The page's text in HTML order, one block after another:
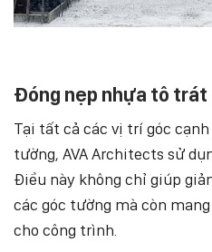
Đóng nẹp nhựa tô trát
Tại tất cả các vị trí góc
tường, AVA Architects sử
Điều này không chỉ giúp
các góc tường mà còn
cho công trình.